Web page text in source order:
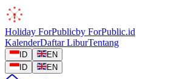
Holiday ForPublicby ForPublic.id
KalenderDaftar LiburTentang
ID
EN
ID
EN